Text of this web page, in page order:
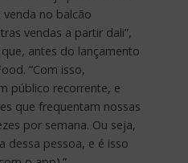
no balcão
vendas a partir dali”,
antes do lançamento
“Com isso,
público recorrente, e
que frequentam nossas
por semana. Ou seja,
dessa pessoa, e é isso